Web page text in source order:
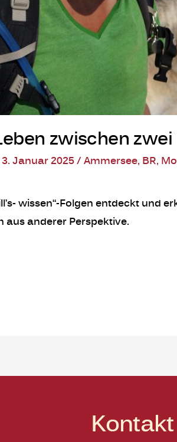
zwischen
3. Januar 2025/Ammersee, BR,
wissen“-Folgen entdeckt und
aus anderer Perspektive.
Kontakt